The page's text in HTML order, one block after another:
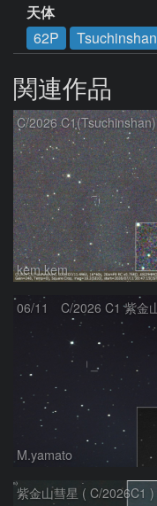
天体
62P
Tsuchinshan
関連作品
C/2026 C1(Tsuchinshan)
kem.kem
M.yamato